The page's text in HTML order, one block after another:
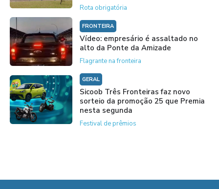
Rota obrigatória
FRONTEIRA
Vídeo: empresário é assaltado no
alto da Ponte da Amizade
Flagrante na fronteira
GERAL
Sicoob Três Fronteiras faz novo
sorteio da promoção 25 que Premia
nesta segunda
Festival de prêmios